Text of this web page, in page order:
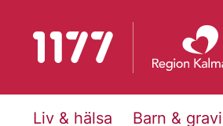
Till startsidan för 1177
Liv & hälsa Barn &